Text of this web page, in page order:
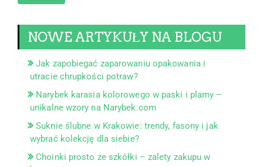
NOWE ARTYKUŁY NA BLOGU
Jak zapobiegać zaparowaniu opakowania i
utracie chrupkości potraw?
Narybek karasia kolorowego w paski i plamy –
unikalne wzory na Narybek.com
Suknie ślubne w Krakowie: trendy, fasony i jak
wybrać kolekcję dla siebie?
Choinki prosto ze szkółki – zalety zakupu w